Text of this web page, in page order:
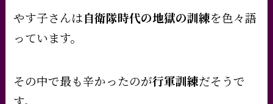
やす子さんは自衛隊時代の地獄の訓練を色々語
っています。
その中で最も辛かったのが行軍訓練だそうで
す。